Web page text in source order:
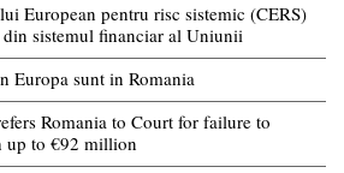
European pentru risc sistemic (CERS)
sistemul financiar al Uniunii
Europa sunt in Romania
Romania to Court for failure to
up to €92 million